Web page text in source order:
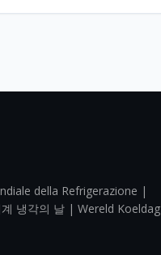
della Refrigerazione |
냉각의 날 | Wereld Koeldag